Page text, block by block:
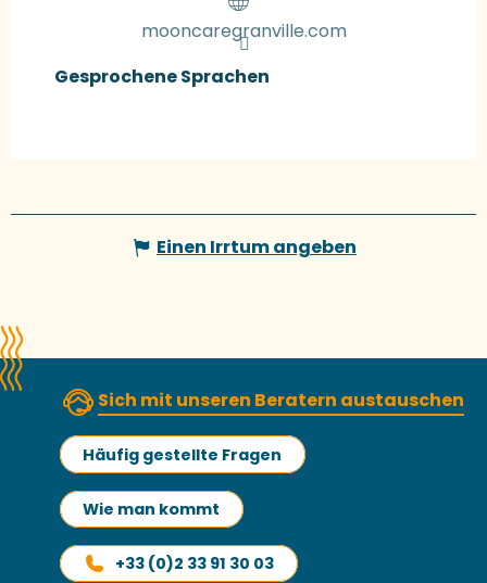
mooncaregranville.com
Gesprochene Sprachen
Gesprochene Sprachen
Einen Irrtum angeben
Sich mit unseren Beratern austauschen
Häufig gestellte Fragen
Wie man kommt
+33 (0)2 33 91 30 03